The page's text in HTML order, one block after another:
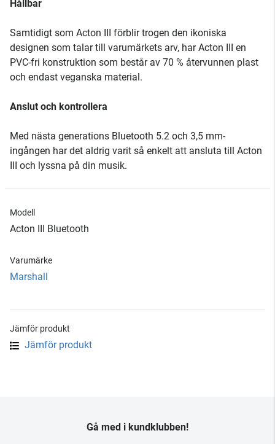
Hållbar
Samtidigt som Acton III förblir trogen den ikoniska
designen som talar till varumärkets arv, har Acton III en
PVC-fri konstruktion som består av 70 % återvunnen plast
och endast veganska material.
Anslut och kontrollera
Med nästa generations Bluetooth 5.2 och 3,5 mm-
ingången har det aldrig varit så enkelt att ansluta till Acton
III och lyssna på din musik.
Modell
Acton III Bluetooth
Varumärke
Marshall
Jämför produkt
Jämför produkt
Gå med i kundklubben!